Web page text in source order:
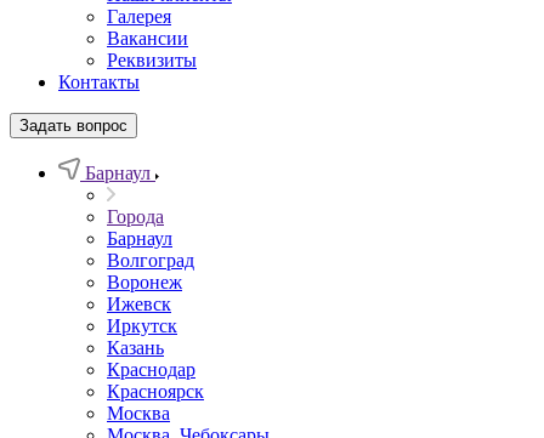
Галерея
Вакансии
Реквизиты
Контакты
Задать вопрос
Барнаул
Города
Барнаул
Волгоград
Воронеж
Ижевск
Иркутск
Казань
Краснодар
Красноярск
Москва